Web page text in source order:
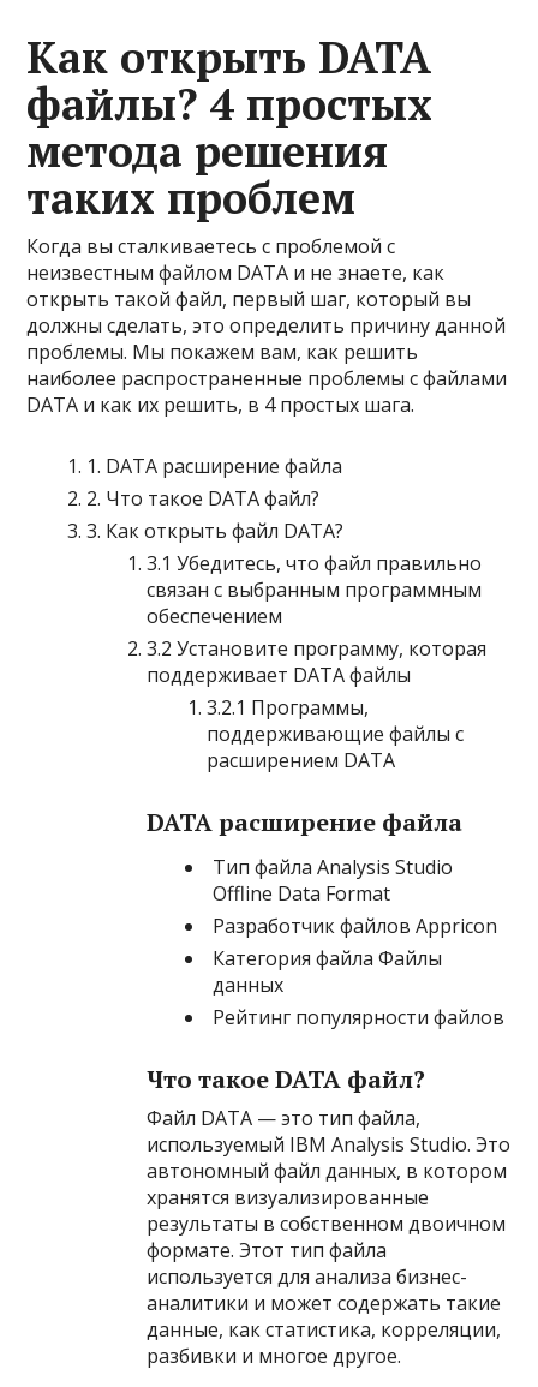
Как открыть DATA
файлы? 4 простых
метода решения
таких проблем
Когда вы сталкиваетесь с проблемой с
неизвестным файлом DATA и не знаете, как
открыть такой файл, первый шаг, который вы
должны сделать, это определить причину данной
проблемы. Мы покажем вам, как решить
наиболее распространенные проблемы с файлами
DATA и как их решить, в 4 простых шага.
1. DATA расширение файла
2. Что такое DATA файл?
3. Как открыть файл DATA?
3.1 Убедитесь, что файл правильно
связан с выбранным программным
обеспечением
3.2 Установите программу, которая
поддерживает DATA файлы
3.2.1 Программы,
поддерживающие файлы с
расширением DATA
DATA расширение файла
Тип файла Analysis Studio
Offline Data Format
Разработчик файлов Appricon
Категория файла Файлы
данных
Рейтинг популярности файлов
Что такое DATA файл?
Файл DATA — это тип файла,
используемый IBM Analysis Studio. Это
автономный файл данных, в котором
хранятся визуализированные
результаты в собственном двоичном
формате. Этот тип файла
используется для анализа бизнес-
аналитики и может содержать такие
данные, как статистика, корреляции,
разбивки и многое другое.